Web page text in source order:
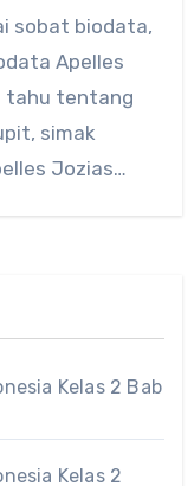
sobat biodata,
Apelles
tahu tentang
simak
Jozias…
Kelas 2 Bab
Kelas 2